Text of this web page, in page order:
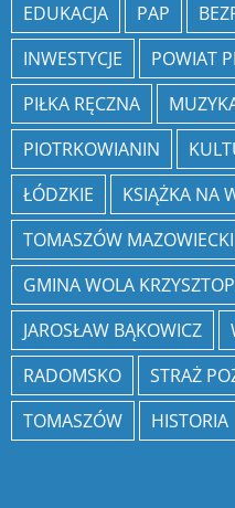
EDUKACJA
PAP
INWESTYCJE
POWIAT
PIŁKA RĘCZNA
PIOTRKOWIANIN
ŁÓDZKIE
KSIĄŻKA NA
TOMASZÓW MAZOWIECKI
GMINA WOLA
JAROSŁAW BĄKOWICZ
RADOMSKO
STRAŻ
TOMASZÓW
HISTORIA